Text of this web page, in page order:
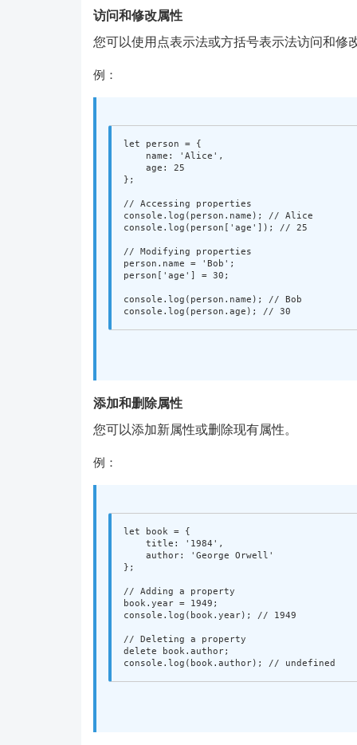
访问和修改属性
您可以使用点表示法或方括号表示法访问和修
例：
let person =
{
name : ' Alice ' ,
age :
25
};
// Accessing properties
console . log ( person . name );
// Alice
console . log ( person [ ' age ' ]); // 25
// Modifying properties
person . name = ' Bob ' ;
person [ ' age ' ] = 30 ;
console . log ( person . name );
// Bob
console . log ( person . age ); // 30
添加和删除属性
您可以添加新属性或删除现有属性。
例：
let book =
{
title : ' 1984 ' ,
author: ' George Orwell '
};
// Adding a property
book . year = 1949 ;
console . log ( book . year); // 1949
// Deleting a property
delete
book . author;
console . log ( book . author); // undefined